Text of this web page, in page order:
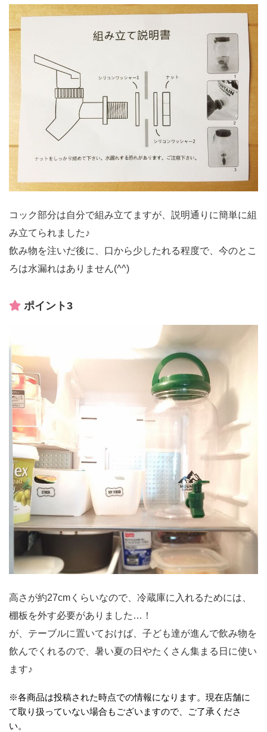
コック部分は自分で組み立てますが、説明通りに簡単に組
み立てられました♪
飲み物を注いだ後に、口から少したれる程度で、今のとこ
ろは水漏れはありません(^^)
ポイント3
高さが約27cmくらいなので、冷蔵庫に入れるためには、
棚板を外す必要がありました…！
が、テーブルに置いておけば、子ども達が進んで飲み物を
飲んでくれるので、暑い夏の日やたくさん集まる日に使い
ます♪
※各商品は投稿された時点での情報になります。現在店舗に
て取り扱っていない場合もございますので、ご了承くださ
い。